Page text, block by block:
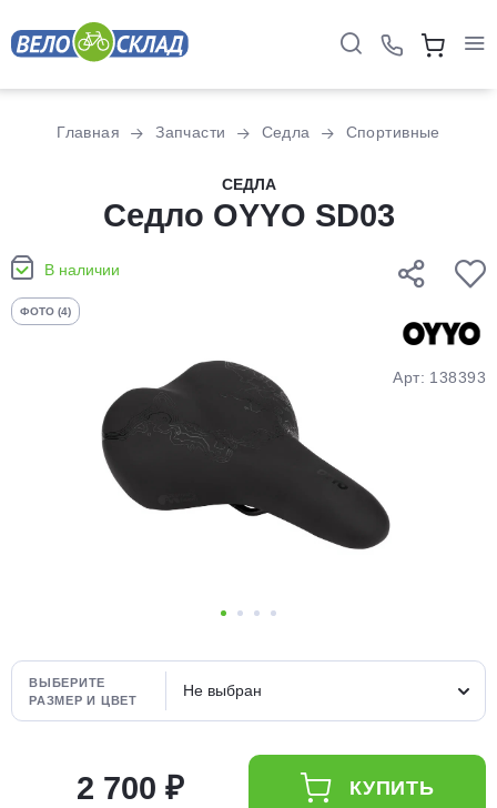
Главная Запчасти Седла Спортивные
СЕДЛА
Седло OYYO SD03
В наличии
ФОТО (4)
Арт: 138393
ВЫБЕРИТЕ
РАЗМЕР И ЦВЕТ
Не выбран
2 700 ₽ КУПИТЬ
оплатуна части
без переплат
25% картой любого банка
выбранный способом